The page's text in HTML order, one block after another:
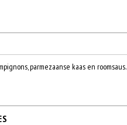
parmezaanse kaas en roomsaus.